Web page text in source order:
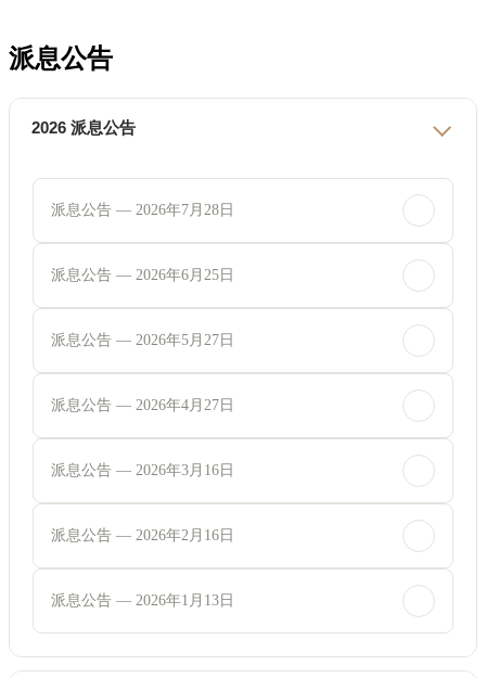
派息公告
2026 派息公告
派息公告 — 2026年7月28日
派息公告 — 2026年6月25日
派息公告 — 2026年5月27日
派息公告 — 2026年4月27日
派息公告 — 2026年3月16日
派息公告 — 2026年2月16日
派息公告 — 2026年1月13日